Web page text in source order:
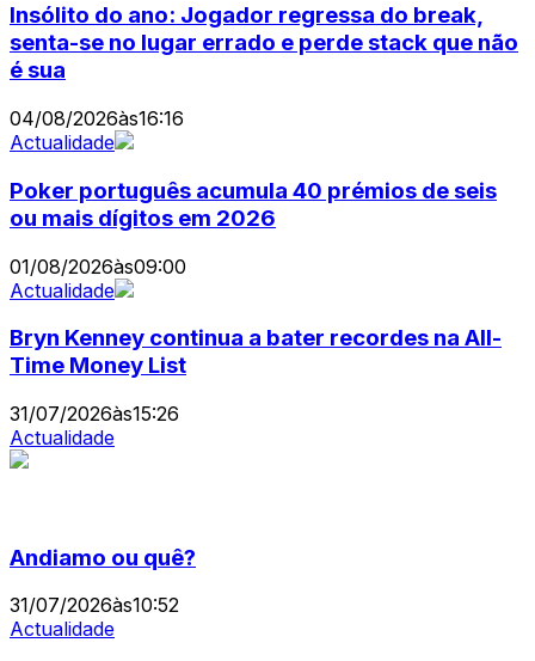
Insólito do ano: Jogador regressa do break,
senta-se no lugar errado e perde stack que não
é sua
04/08/2026às16:16
Actualidade
Poker português acumula 40 prémios de seis
ou mais dígitos em 2026
01/08/2026às09:00
Actualidade
Bryn Kenney continua a bater recordes na All-
Time Money List
31/07/2026às15:26
Actualidade
Andiamo ou quê?
31/07/2026às10:52
Actualidade